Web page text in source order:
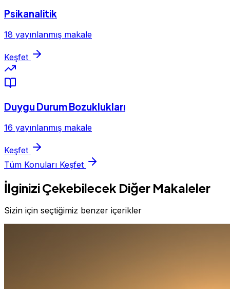
Psikanalitik
18 yayınlanmış makale
Keşfet
Duygu Durum Bozuklukları
16 yayınlanmış makale
Keşfet
Tüm Konuları Keşfet
İlginizi Çekebilecek Diğer Makaleler
Sizin için seçtiğimiz benzer içerikler